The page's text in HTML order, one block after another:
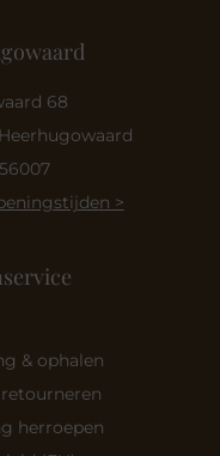
68
>
& ophalen
herroepen